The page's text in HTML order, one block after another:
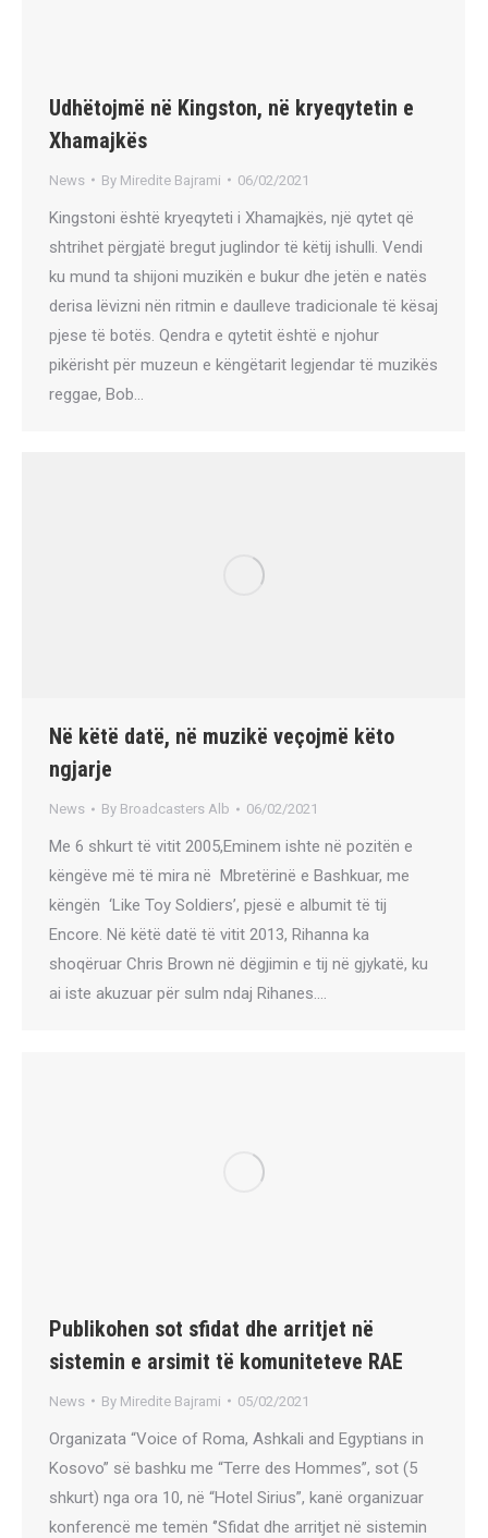
Udhëtojmë në Kingston, në kryeqytetin e
Xhamajkës
News By Miredite Bajrami 06/02/2021
Kingstoni është kryeqyteti i Xhamajkës, një qytet që
shtrihet përgjatë bregut juglindor të këtij ishulli. Vendi
ku mund ta shijoni muzikën e bukur dhe jetën e natës
derisa lëvizni nën ritmin e daulleve tradicionale të kësaj
pjese të botës. Qendra e qytetit është e njohur
pikërisht për muzeun e këngëtarit legjendar të muzikës
reggae, Bob…
Në këtë datë, në muzikë veçojmë këto
ngjarje
News By Broadcasters Alb 06/02/2021
Me 6 shkurt të vitit 2005,Eminem ishte në pozitën e
këngëve më të mira në ​​ Mbretërinë e Bashkuar, me
këngën ‘Like Toy Soldiers’, pjesë e albumit të tij
Encore. Në këtë datë të vitit 2013, Rihanna ka
shoqëruar Chris Brown në dëgjimin e tij në gjykatë, ku
ai iste akuzuar për sulm ndaj Rihanes.…
Publikohen sot sfidat dhe arritjet në
sistemin e arsimit të komuniteteve RAE
News By Miredite Bajrami 05/02/2021
Organizata “Voice of Roma, Ashkali and Egyptians in
Kosovo” së bashku me “Terre des Hommes”, sot (5
shkurt) nga ora 10, në “Hotel Sirius”, kanë organizuar
konferencë me temën ‘’Sfidat dhe arritjet në sistemin